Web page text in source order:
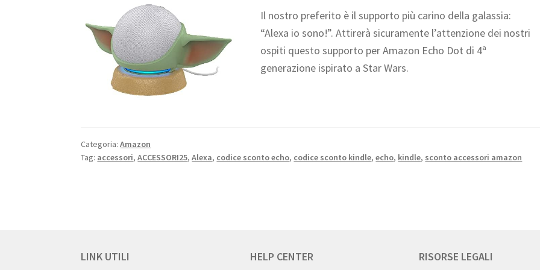
Il nostro preferito è il supporto più carino della galassia:
“Alexa io sono!”. Attirerà sicuramente l’attenzione dei nostri
ospiti questo supporto per Amazon Echo Dot di 4ª
generazione ispirato a Star Wars.
Categoria:Amazon
Tag: accessori,ACCESSORI25,Alexa, codice sconto echo, codice sconto kindle,echo, kindle, sconto accessori amazon
LINK UTILI HELP CENTER RISORSE LEGALI